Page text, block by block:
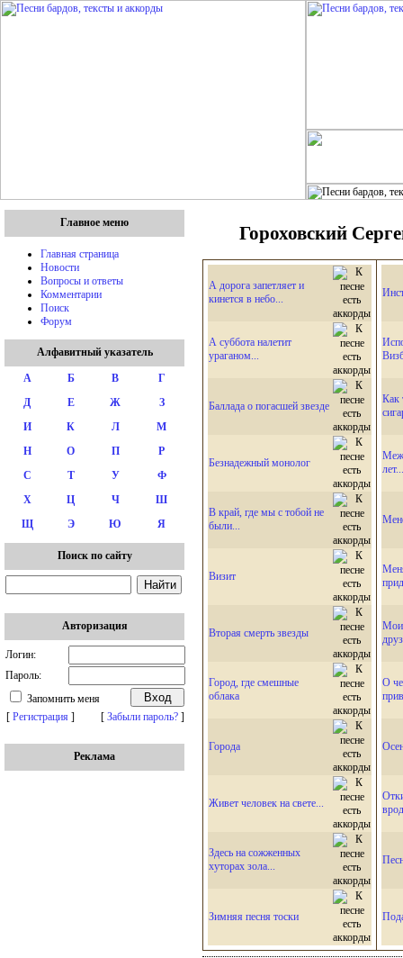
Главное меню
Главная страница
Новости
Вопросы и ответы
Комментарии
Поиск
Форум
Алфавитный указатель
А Б В
Г
Д
Е Ж
З
И
К Л
М
Н
О П
Р
С
Т У
Ф
Х
Ц Ч
Ш
Щ
Э Ю Я
Поиск по сайту
Авторизация
Логин:
Пароль:
Запомнить меня
[ Регистрация ] [ Забыли пароль? ]
Реклама
Гороховский
А дорога запетляет и
кинется в небо...
А суббота налетит
ураганом...
Баллада о погасшей звезде
Безнадежный монолог
В край, где мы с тобой не
были...
Визит
Вторая смерть звезды
Город, где смешные
облака
Города
Живет человек на свете...
Здесь на сожженных
хуторах зола...
Зимняя песня тоски
Как
Меж
лет...
О